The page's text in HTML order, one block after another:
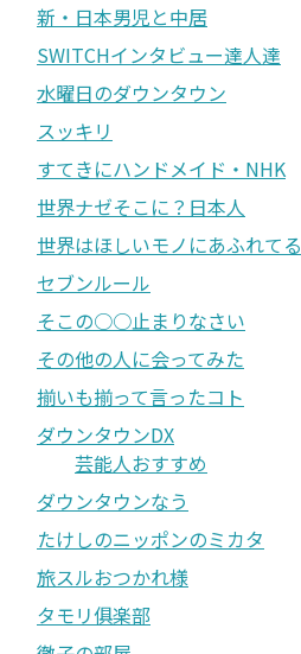
新・日本男児と中居
SWITCHインタビュー達人達
水曜日のダウンタウン
スッキリ
すてきにハンドメイド・NHK
世界ナゼそこに？日本人
世界はほしいモノにあふれてる
セブンルール
そこの○○止まりなさい
その他の人に会ってみた
揃いも揃って言ったコト
ダウンタウンDX
芸能人おすすめ
ダウンタウンなう
たけしのニッポンのミカタ
旅スルおつかれ様
タモリ俱楽部